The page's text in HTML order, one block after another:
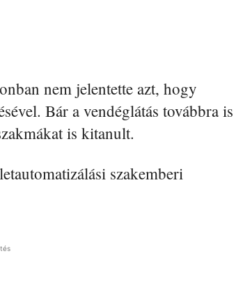
nem jelentette azt, hogy
Bár a vendéglátás továbbra is
is kitanult.
szakemberi